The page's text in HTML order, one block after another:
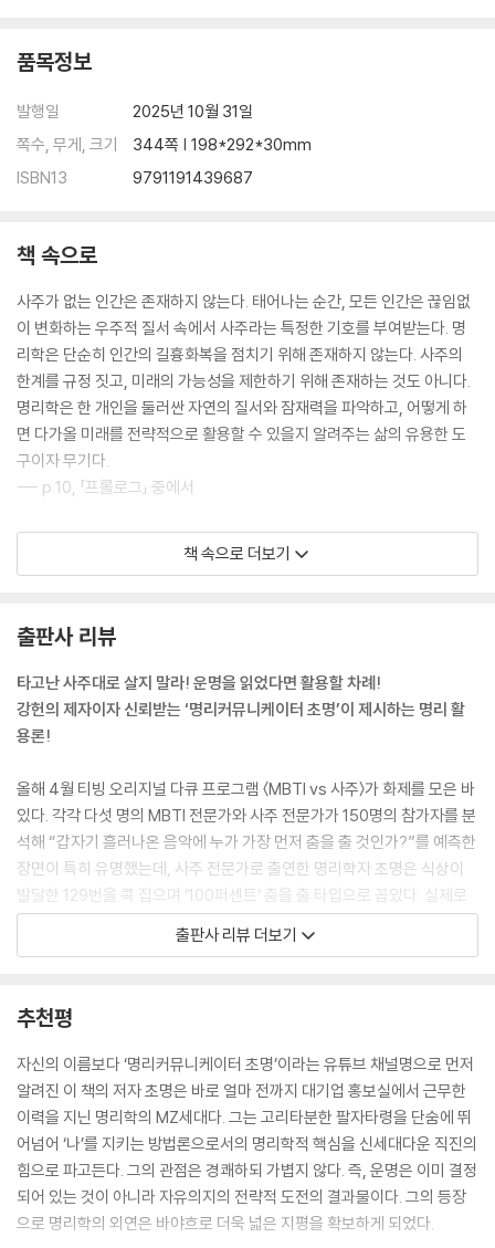
월지의 지위를 다르게 해석해야 하는 이유
근묘화실론을 차용한 단식 해석 비판
근묘화실론의 의의와 유산
월지에 숨은 욕망의 스펙트럼
현실과 무의식의 영역
월주: 주체의 욕망과 가치관의 터전
일주: 주체의 현재와 상태
시주: 나는 어디까지 확장될 수 있는가
실전! 내 사주풀이
[에필로그] 나의 사주를 긍정한다는 것
감사의 글
참고문헌
품목정보
발행일
2025년 10월 31일
쪽수, 무게, 크기
344쪽 | 198*292*30mm
ISBN13
9791191439687
책 속으로
사주가 없는 인간은 존재하지 않는다. 태어나는 순간, 모든 인간은 끊임없
이 변화하는 우주적 질서 속에서 사주라는 특정한 기호를 부여받는다. 명
리학은 단순히 인간의 길흉화복을 점치기 위해 존재하지 않는다. 사주의
한계를 규정 짓고, 미래의 가능성을 제한하기 위해 존재하는 것도 아니다.
명리학은 한 개인을 둘러싼 자연의 질서와 잠재력을 파악하고, 어떻게 하
면 다가올 미래를 전략적으로 활용할 수 있을지 알려주는 삶의 유용한 도
구이자 무기다.
--- p.10, 「프롤로그」 중에서
하지만, 시대가 달라진 만큼 고전에서부터 내려온 갑갑병존과 을을병존의
부정적인 뜻을 곧이곧대로 해석하는 건 무척이나 곤란하다. 과거 신분제
이 오히려 긍정적으로 발현될 소지가 크다. 만약 갑갑병존인 사람이 신강
할 경우, 사회생활을 통해 스스로를 낮추고 다른 사람들과 조화롭게 지낼
수 있도록 조언해주어야 한다. 강한 기운은 자연스럽게 설기시켜야 한다는
뜻이다. 고전을 비판적인 관점에서 시대에 맞게 해석해야 하는 이유가 여
식이나 기술로 상처를 줄 게 아니라, 내담자와 눈높이를 맞추고 공감하기
위한 자세를 먼저 갖추어야 한다.
--- p.31, 「갑목과 을목: 성장과 생존, 에너지의 양상」 중에서
명리학계에는 ‘형’이나 ‘살’이라고 하여 꺼리는 기운이 있다. 특히 원진살,
상형 같은 불리한 기운의 원리를 살피기보다, 이를 절대화해 잘 모르는 사
람들에게 공포를 조장하고 그들을 겁박하는 악습이 있다. 예를 들면 진해
원진은 용이 자신의 못생긴 돼지코를 싫어한다거나, 돼지의 지저분한 코를
다. 나아가 묘신 원진을 두고 원숭이가 토끼의 빨간 눈을 보면 기분이 나빠
가 없는 것도 아니지만, 이런 식의 설명은 명리학을 빈곤하고 황폐한 술수
로 만들 뿐이다.
--- p.102, 「지지의 속성 확장하기」 중에서
명리를 해석할 때 주의해야 할 것은, 시대에 따라 사회질서는 물론, 인간 삶
의 양상 또한 달라지기 때문에 고전의 틀에 사로잡혀 이들을 길신이나 흉
신으로만 해석해선 결코 안 된다는 점이다. 음양오행에 우열이 없듯, 음양
책 속으로 더보기
출판사 리뷰
타고난 사주대로 살지 말라! 운명을 읽었다면 활용할 차례!
강헌의 제자이자 신뢰받는 ‘명리커뮤니케이터 초명’이 제시하는 명리 활
용론!
올해 4월 티빙 오리지널 다큐 프로그램 〈MBTI vs 사주〉가 화제를 모은 바
있다. 각각 다섯 명의 MBTI 전문가와 사주 전문가가 150명의 참가자를 분
석해 “갑자기 흘러나온 음악에 누가 가장 먼저 춤을 출 것인가?”를 예측한
장면이 특히 유명했는데, 사주 전문가로 출연한 명리학자 초명은 식상이
발달한 129번을 콕 집으며 ‘100퍼센트’ 춤을 출 타입으로 꼽았다. 실제로
음악이 흘러나오자 평소 낯선 환경을 부담스러워한다던 129번 참가자가
무아지경으로 춤을 추기 시작했다. 옆에 선 132번 참가자가 이를 애써 무
사주팔자는 타고나는 것이며, 운명은 정해진 것인가? 《명리, 나를 지키는
무기: 기본편》(멀리깊이, 2023 刊)의 저자 초명은 이를 두고 “반은 맞고
반은 틀린 소리”라고 말한다. 신혼 시기, 잦은 부부싸움에 이혼을 고민하던
저자는 용하다는 철학관을 찾게 되는데, 다짜고짜 두세 번은 더 이혼할 사
주라는 역술가의 말에 큰 충격을 받는다. 대학 졸업 후 방황하던 시기에 한
번, 홀로 배낭여행을 떠난 외국에서도 한 번, 같은 이야기를 들은 터였다.
‘정해진 운명이 구렁텅이라면 자포자기할 것이 아니라 그 운명을 유리한
방향으로 이용하면 될 것 아닌가?’ 생각한 그는 잘 다니던 대기업을 퇴사하
출판사 리뷰 더보기
추천평
자신의 이름보다 ‘명리커뮤니케이터 초명’이라는 유튜브 채널명으로 먼저
알려진 이 책의 저자 초명은 바로 얼마 전까지 대기업 홍보실에서 근무한
이력을 지닌 명리학의 MZ세대다. 그는 고리타분한 팔자타령을 단숨에 뛰
어넘어 ‘나’를 지키는 방법론으로서의 명리학적 핵심을 신세대다운 직진의
힘으로 파고든다. 그의 관점은 경쾌하되 가볍지 않다. 즉, 운명은 이미 결정
되어 있는 것이 아니라 자유의지의 전략적 도전의 결과물이다. 그의 등장
으로 명리학의 외연은 바야흐로 더욱 넓은 지평을 확보하게 되었다.